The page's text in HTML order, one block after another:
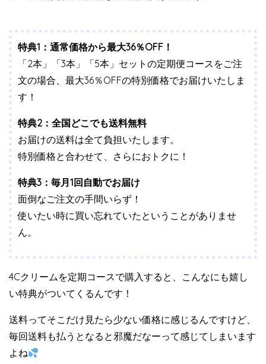
特典1：通常価格から最大36％OFF！
「2本」「3本」「5本」セットの定期便コースをご注
文の場合、最大36％OFFの特別価格でお届けいたしま
す！
特典2：全国どこでも送料無料
お届けの送料は全て負担いたします。
特別価格と合わせて、さらにおトクに！
特典3：毎月1回自動でお届け
面倒なご注文の手間いらず！
使いたい時に買い忘れていたということがありませ
ん。
4Cクリームを定期コースで購入すると、こんなにも嬉し
い特典がついてくるんです！
送料ってそこだけ見たら少ない価格に感じるんですけど、
毎回送料も払うとなると邪魔だなーって感じてしまいます
よね